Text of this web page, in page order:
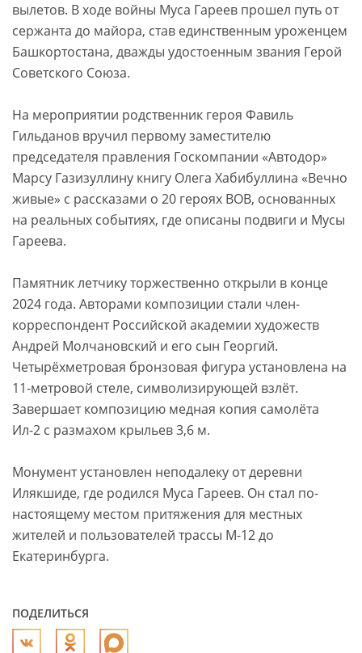
вылетов. В ходе войны Муса Гареев прошел путь от
сержанта до майора, став единственным уроженцем
Башкортостана, дважды удостоенным звания Герой
Советского Союза.
На мероприятии родственник героя Фавиль
Гильданов вручил первому заместителю
председателя правления Госкомпании «Автодор»
Марсу Газизуллину книгу Олега Хабибуллина «Вечно
живые» с рассказами о 20 героях ВОВ, основанных
на реальных событиях, где описаны подвиги и Мусы
Гареева.
Памятник летчику торжественно открыли в конце
2024 года. Авторами композиции стали член-
корреспондент Российской академии художеств
Андрей Молчановский и его сын Георгий.
Четырёхметровая бронзовая фигура установлена на
11-метровой стеле, символизирующей взлёт.
Завершает композицию медная копия самолёта
Ил-2 с размахом крыльев 3,6 м.
Монумент установлен неподалеку от деревни
Илякшиде, где родился Муса Гареев. Он стал по-
настоящему местом притяжения для местных
жителей и пользователей трассы М-12 до
Екатеринбурга.
ПОДЕЛИТЬСЯ